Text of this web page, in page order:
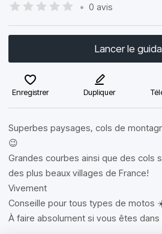
• 0 avis
Lancer le
Enregistrer Dupliquer
Superbes paysages, cols de
😉
Grandes courbes ainsi que des cols
des plus beaux villages de France!
Vivement
Conseille pour tous types de motos
À faire absolument si vous êtes